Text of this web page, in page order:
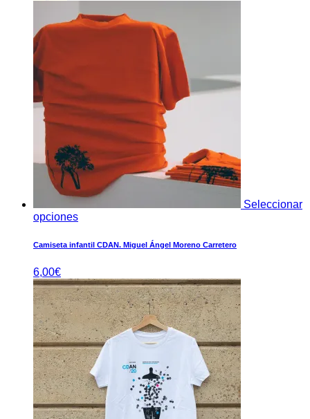
Seleccionar
opciones
Camiseta infantil CDAN. Miguel Ángel Moreno Carretero
6,00€